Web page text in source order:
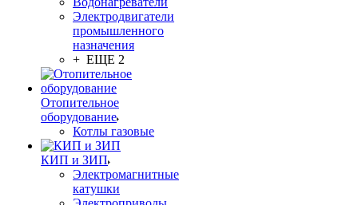
Электродвигатели
промышленного
назначения
+ ЕЩЕ 2
Отопительное
оборудование
Котлы газовые
КИП и ЗИП
Электромагнитные
катушки